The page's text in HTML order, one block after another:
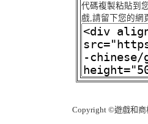
代碼複製粘貼到
戲,請留下您的網
Copyright ©遊戲和